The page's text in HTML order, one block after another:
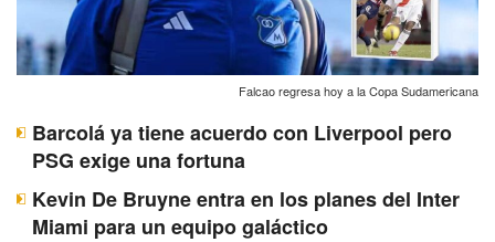
Falcao regresa hoy a la Copa Sudamericana
Barcolá ya tiene acuerdo con Liverpool pero
PSG exige una fortuna
Kevin De Bruyne entra en los planes del Inter
Miami para un equipo galáctico